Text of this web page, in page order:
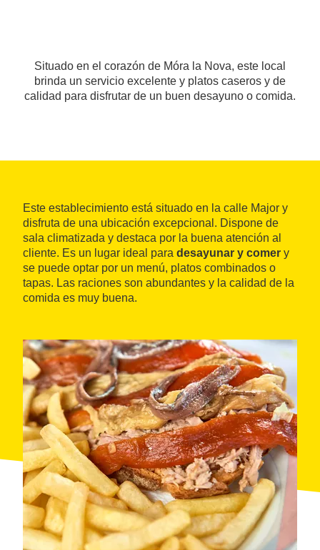
Situado en el corazón de Móra la Nova, este local
brinda un servicio excelente y platos caseros y de
calidad para disfrutar de un buen desayuno o comida.
Este establecimiento está situado en la calle Major y
disfruta de una ubicación excepcional. Dispone de
sala climatizada y destaca por la buena atención al
cliente. Es un lugar ideal para desayunar y comer y
se puede optar por un menú, platos combinados o
tapas. Las raciones son abundantes y la calidad de la
comida es muy buena.